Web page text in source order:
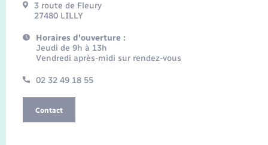
3 route de Fleury
27480 LILLY
Horaires d'ouverture :
Jeudi de 9h à 13h
Vendredi après-midi sur rendez-vous
02 32 49 18 55
Contact